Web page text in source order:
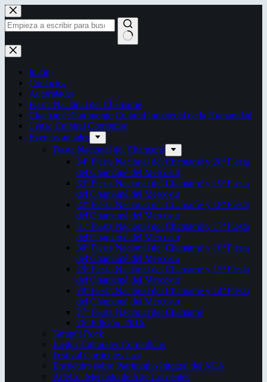
Saltar
al
contenido
Sin
resultados
Inicio
Contactos
Autoridades
Fiesta Nacional del Chamamé
Chamamé: Patrimonio Cultural Inmaterial de la Humanidad
Censo Cultural Correntino
Eventos anuales
Fiesta Nacional del Chamamé
34ª Fiesta Nacional del Chamamé y 20ª Fiesta
del Chamamé del Mercosur
33ª Fiesta Nacional del Chamamé y 19ª Fiesta
del Chamamé del Mercosur
32ª Fiesta Nacional del Chamamé y 18ª Fiesta
del Chamamé del Mercosur
31ª Fiesta Nacional del Chamamé y 17ª Fiesta
del Chamamé del Mercosur
30ª Fiesta Nacional del Chamamé y 16ª Fiesta
del Chamamé del Mercosur
29ª Fiesta Nacional del Chamamé y 15ª Fiesta
del Chamamé del Mercosur
28ª Fiesta Nacional del Chamamé y 14ª Fiesta
del Chamamé del Mercosur
27ª Fiesta Nacional del Chamamé
26ª Edición. 2016.
Taragüi Rock
Juegos Culturales Correntinos
Festival Corrientes Jazz
Encuentro sobre Patrimonio Integral del NEA
ArteCo. Mercado de Arte Corrientes